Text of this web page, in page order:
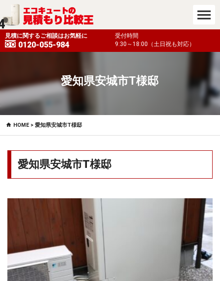
応）
見積に関するご相談はお気軽に
0120-055-984
受付時間
9:30～18:00（土日祝も対応）
愛知県安城市T様邸
HOME> 愛知県安城市T様邸
愛知県安城市T様邸